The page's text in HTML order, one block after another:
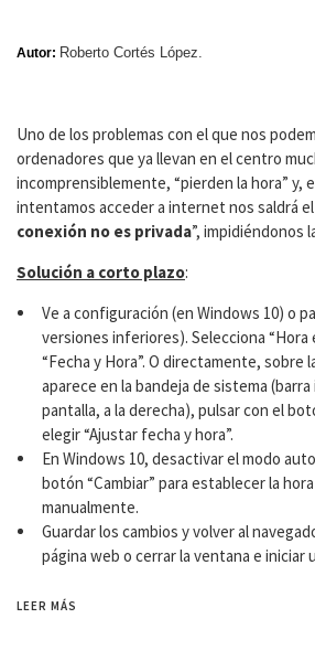
Autor: Roberto Cortés López.
Uno de los problemas con el que nos
ordenadores que ya llevan en el centro
incomprensiblemente, “pierden la hora” y,
intentamos acceder a internet nos saldrá
conexión no es privada”, impidiéndonos
Solución a corto plazo:
Ve a configuración (en Windows 10) o
versiones inferiores). Selecciona “Hora
“Fecha y Hora”. O directamente, sobre
aparece en la bandeja de sistema
pantalla, a la derecha), pulsar con el
elegir “Ajustar fecha y hora”.
En Windows 10, desactivar el modo
botón “Cambiar” para establecer la
manualmente.
Guardar los cambios y volver al
página web o cerrar la ventana e iniciar
LEER MÁS